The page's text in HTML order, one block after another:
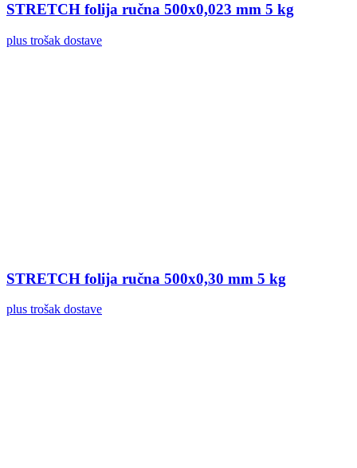
STRETCH folija ručna 500x0,023 mm 5 kg
plus trošak dostave
STRETCH folija ručna 500x0,30 mm 5 kg
plus trošak dostave